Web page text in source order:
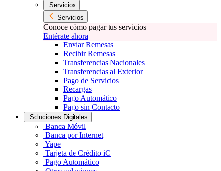
Servicios
Servicios
Conoce cómo pagar tus servicios
Entérate ahora
Enviar Remesas
Recibir Remesas
Transferencias Nacionales
Transferencias al Exterior
Pago de Servicios
Recargas
Pago Automático
Pago sin Contacto
Soluciones Digitales
Banca Móvil
Banca por Internet
Yape
Tarjeta de Crédito iO
Pago Automático